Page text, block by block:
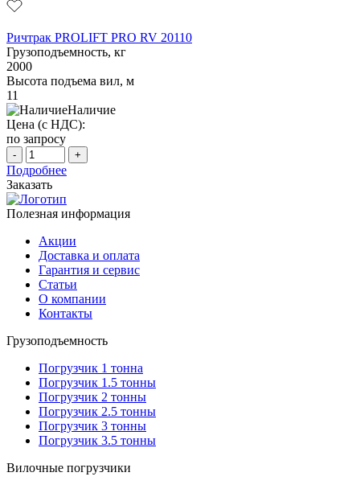
Ричтрак PROLIFT PRO RV 20110
Грузоподъемность, кг
2000
Высота подъема вил, м
11
Наличие
Цена (с НДС):
по запросу
- +
Подробнее
Заказать
Полезная информация
Акции
Доставка и оплата
Гарантия и сервис
Статьи
О компании
Контакты
Грузоподъемность
Погрузчик 1 тонна
Погрузчик 1.5 тонны
Погрузчик 2 тонны
Погрузчик 2.5 тонны
Погрузчик 3 тонны
Погрузчик 3.5 тонны
Вилочные погрузчики